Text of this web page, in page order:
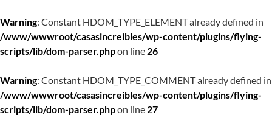
Warning: Constant HDOM_TYPE_ELEMENT already defined in
/www/wwwroot/casasincreibles/wp-content/plugins/flying-
scripts/lib/dom-parser.phpon line 26
Warning: Constant HDOM_TYPE_COMMENT already defined in
/www/wwwroot/casasincreibles/wp-content/plugins/flying-
scripts/lib/dom-parser.phpon line 27